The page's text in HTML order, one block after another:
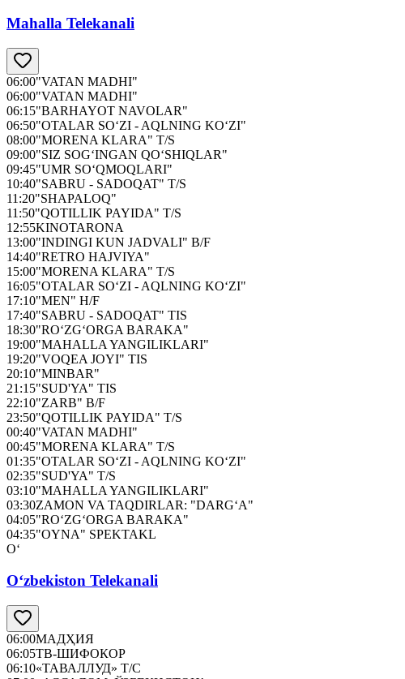
Mahalla Telekanali
06:00"VATAN MADHI"
06:00"VATAN MADHI"
06:15"BARHAYOT NAVOLAR"
06:50"OTALAR SO‘ZI - AQLNING KO‘ZI"
08:00"MORENA KLARA" T/S
09:00"SIZ SOG‘INGAN QO‘SHIQLAR"
09:45"UMR SO‘QMOQLARI"
10:40"SABRU - SADOQAT" T/S
11:20"SHAPALOQ"
11:50"QOTILLIK PAYIDA" T/S
12:55KINOTARONA
13:00"INDINGI KUN JADVALI" B/F
14:40"RETRO HAJVIYA"
15:00"MORENA KLARA" T/S
16:05"OTALAR SO‘ZI - AQLNING KO‘ZI"
17:10"MEN" H/F
17:40"SABRU - SADOQAT" TIS
18:30"RO‘ZG‘ORGA BARAKA"
19:00"MAHALLA YANGILIKLARI"
19:20"VOQEA JOYI" TIS
20:10"MINBAR"
21:15"SUD'YA" TIS
22:10"ZARB" B/F
23:50"QOTILLIK PAYIDA" T/S
00:40"VATAN MADHI"
00:45"MORENA KLARA" T/S
01:35"OTALAR SO‘ZI - AQLNING KO‘ZI"
02:35"SUD'YA" T/S
03:10"MAHALLA YANGILIKLARI"
03:30ZAMON VA TAQDIRLAR: "DARG‘A"
04:05"RO‘ZG‘ORGA BARAKA"
04:35"OYNA" SPEKTAKL
O‘
O‘zbekiston Telekanali
06:00МАДҲИЯ
06:05ТВ-ШИФОКОР
06:10«ТАВАЛЛУД» Т/С